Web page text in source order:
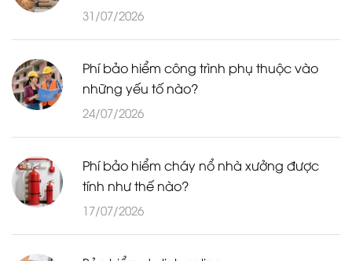
31/07/2026
Phí bảo hiểm công trình phụ thuộc vào
những yếu tố nào?
24/07/2026
Phí bảo hiểm cháy nổ nhà xưởng được
tính như thế nào?
17/07/2026